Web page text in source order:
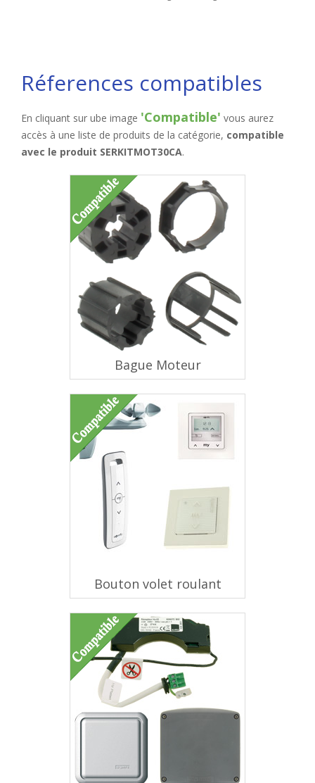
Réferences compatibles
En cliquant sur ube image 'Compatible' vous aurez
accès à une liste de produits de la catégorie, compatible
avec le produit SERKITMOT30CA.
Bague Moteur
Bouton volet roulant